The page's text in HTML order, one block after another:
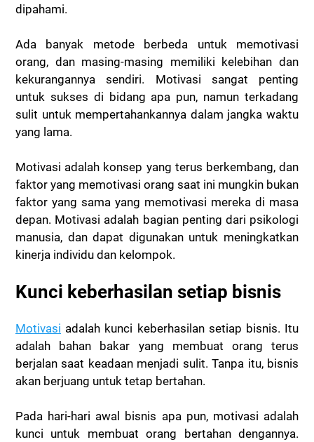
dipahami.
Ada banyak metode berbeda untuk memotivasi
orang, dan masing-masing memiliki kelebihan dan
kekurangannya sendiri. Motivasi sangat penting
untuk sukses di bidang apa pun, namun terkadang
sulit untuk mempertahankannya dalam jangka waktu
yang lama.
Motivasi adalah konsep yang terus berkembang, dan
faktor yang memotivasi orang saat ini mungkin bukan
faktor yang sama yang memotivasi mereka di masa
depan. Motivasi adalah bagian penting dari psikologi
manusia, dan dapat digunakan untuk meningkatkan
kinerja individu dan kelompok.
Kunci keberhasilan setiap bisnis
Motivasi adalah kunci keberhasilan setiap bisnis. Itu
adalah bahan bakar yang membuat orang terus
berjalan saat keadaan menjadi sulit. Tanpa itu, bisnis
akan berjuang untuk tetap bertahan.
Pada hari-hari awal bisnis apa pun, motivasi adalah
kunci untuk membuat orang bertahan dengannya.